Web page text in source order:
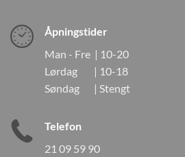
Åpningstider
Man - Fre | 10-20
Lørdag | 10-18
Søndag | Stengt
Telefon
21 09 59 90